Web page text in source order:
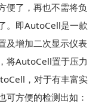
便了，再也不需将负
。即AutoCell是一款
及增加二次显示仪表
将AutoCell置于压力
，对于有丰富实
可方便的检测出如：